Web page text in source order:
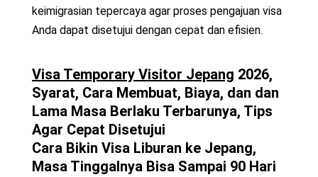
keimigrasian tepercaya agar proses pengajuan visa
Anda dapat disetujui dengan cepat dan efisien.
Visa Temporary Visitor Jepang 2026,
Syarat, Cara Membuat, Biaya, dan dan
Lama Masa Berlaku Terbarunya, Tips
Agar Cepat Disetujui
Cara Bikin Visa Liburan ke Jepang,
Masa Tinggalnya Bisa Sampai 90 Hari